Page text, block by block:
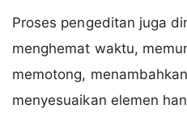
Proses pengeditan juga
menghemat waktu,
memotong,
menyesuaikan elemen